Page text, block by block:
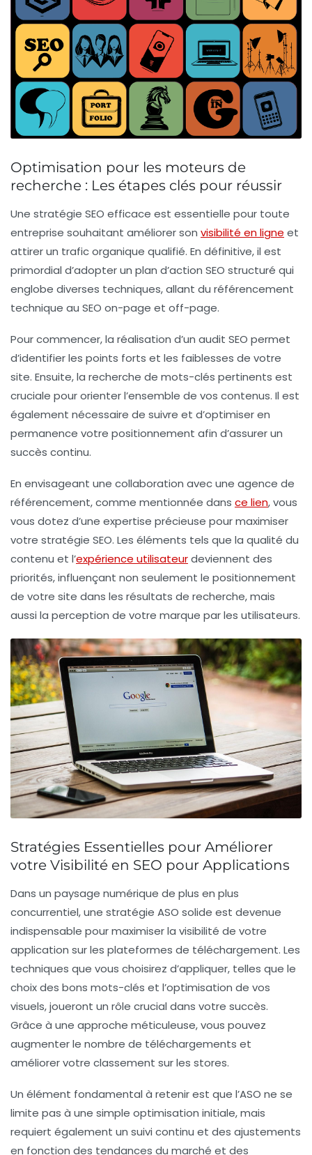
Optimisation pour les moteurs de
recherche : Les étapes clés pour réussir
Une stratégie SEO efficace est essentielle pour toute
entreprise souhaitant améliorer son visibilité en ligne et
attirer un trafic organique qualifié. En définitive, il est
primordial d’adopter un plan d’action SEO structuré qui
englobe diverses techniques, allant du référencement
technique au SEO on-page et off-page.
Pour commencer, la réalisation d’un audit SEO permet
d’identifier les points forts et les faiblesses de votre
site. Ensuite, la recherche de mots-clés pertinents est
cruciale pour orienter l’ensemble de vos contenus. Il est
également nécessaire de suivre et d’optimiser en
permanence votre positionnement afin d’assurer un
succès continu.
En envisageant une collaboration avec une agence de
référencement, comme mentionnée dans ce lien, vous
vous dotez d’une expertise précieuse pour maximiser
votre stratégie SEO. Les éléments tels que la qualité du
contenu et l’expérience utilisateurdeviennent des
priorités, influençant non seulement le positionnement
de votre site dans les résultats de recherche, mais
aussi la perception de votre marque par les utilisateurs.
Stratégies Essentielles pour Améliorer
votre Visibilité en SEO pour Applications
Dans un paysage numérique de plus en plus
concurrentiel, une stratégie ASO solide est devenue
indispensable pour maximiser la visibilité de votre
application sur les plateformes de téléchargement. Les
techniques que vous choisirez d’appliquer, telles que le
choix des bons mots-clés et l’optimisation de vos
visuels, joueront un rôle crucial dans votre succès.
Grâce à une approche méticuleuse, vous pouvez
augmenter le nombre de téléchargements et
améliorer votre classement sur les stores.
Un élément fondamental à retenir est que l’ASO ne se
limite pas à une simple optimisation initiale, mais
requiert également un suivi continu et des ajustements
en fonction des tendances du marché et des